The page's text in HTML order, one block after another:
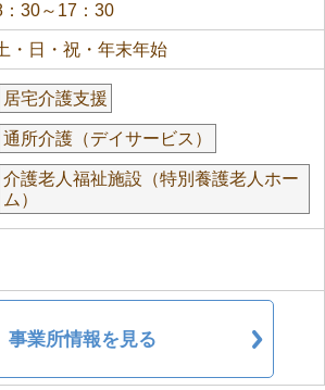
：30～17：30
・日・祝・年末年始
居宅介護支援
通所介護（デイサービス）
介護老人福祉施設（特別養護老人ホー
ム）
事業所情報を見る